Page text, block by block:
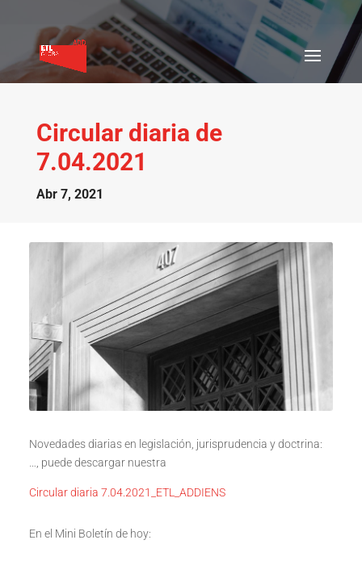
Circular diaria de
7.04.2021
Abr 7, 2021
Novedades diarias en legislación, jurisprudencia y doctrina:
…, puede descargar nuestra
Circular diaria 7.04.2021_ETL_ADDIENS
En el Mini Boletín de hoy: